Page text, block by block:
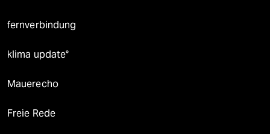
fernverbindung
klima update°
Mauerecho
Freie Rede